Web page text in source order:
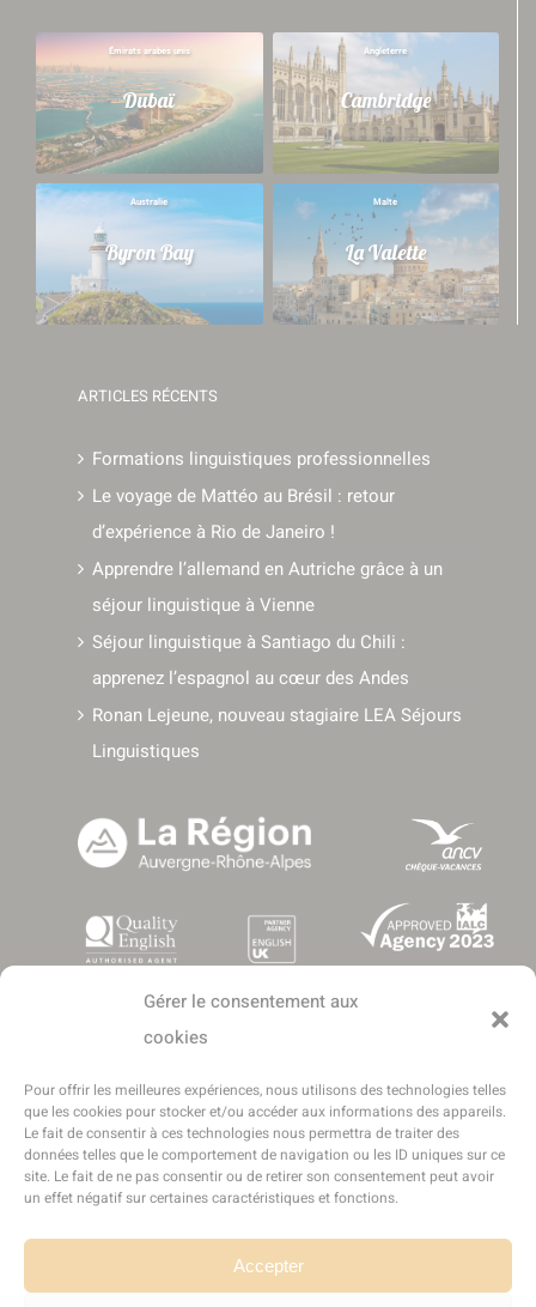
Gérer le consentement aux
cookies
Pour offrir les meilleures expériences, nous utilisons des technologies telles
que les cookies pour stocker et/ou accéder aux informations des appareils.
Le fait de consentir à ces technologies nous permettra de traiter des
données telles que le comportement de navigation ou les ID uniques sur ce
site. Le fait de ne pas consentir ou de retirer son consentement peut avoir
un effet négatif sur certaines caractéristiques et fonctions.
Accepter
Émirats arabes unis
Dubaï
Angleterre
Cambridge
Australie
Byron Bay
Malte
La Valette
ARTICLES RÉCENTS
Formations linguistiques professionnelles
Le voyage de Mattéo au Brésil : retour
d’expérience à Rio de Janeiro !
Apprendre l’allemand en Autriche grâce à un
séjour linguistique à Vienne
Séjour linguistique à Santiago du Chili :
apprenez l’espagnol au cœur des Andes
Ronan Lejeune, nouveau stagiaire LEA Séjours
Linguistiques
Copyright © 2016-2025 - Tous droits réservés - LEA Séjours
Linguistiques est une marque déposée de l'entreprise World Success
SARL World Success Group France- Conception et réalisation :
- Agence web WordPress - Création de site internet